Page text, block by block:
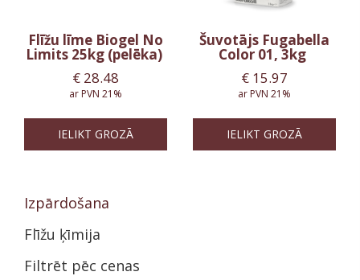
Flīžu līme Biogel No
Limits 25kg (pelēka)
€ 28.48
ar PVN 21%
IELIKT GROZĀ
Šuvotājs Fugabella
Color 01, 3kg
€15.97
ar PVN 21%
IELIKT GROZĀ
Izpārdošana
Flīžu ķīmija
Filtrēt pēc cenas